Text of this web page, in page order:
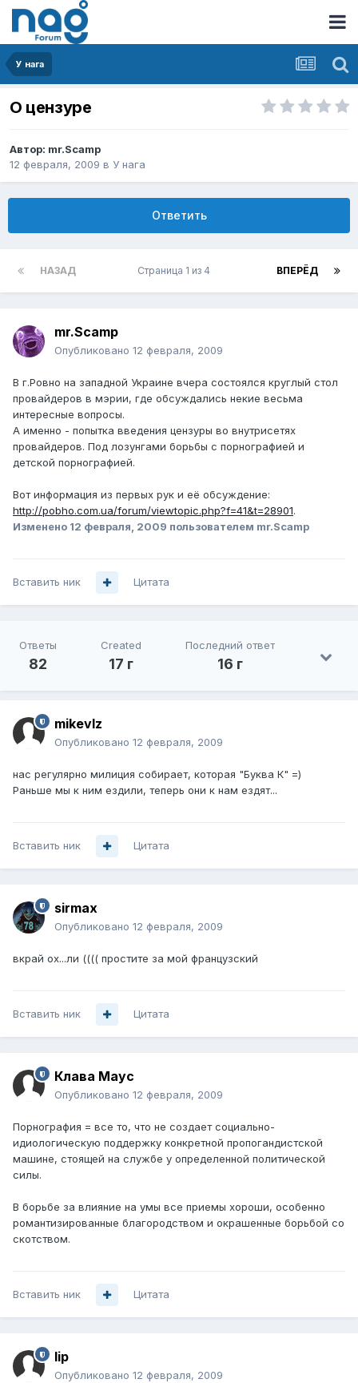
У нага
О цензуре
Автор: mr.Scamp
12 февраля, 2009 в У нага
Ответить
НАЗАД ВПЕРЁД
Страница 1 из 4
mr.Scamp
Опубликовано 12 февраля, 2009
В г.Ровно на западной Украине вчера состоялся круглый стол
провайдеров в мэрии, где обсуждались некие весьма
интересные вопросы.
А именно - попытка введения цензуры во внутрисетях
провайдеров. Под лозунгами борьбы с порнографией и
детской порнографией.
Вот информация из первых рук и её обсуждение:
http://pobho.com.ua/forum/viewtopic.php?f=41&t=28901.
Изменено 12 февраля, 2009 пользователем mr.Scamp
Вставить ник Цитата
Ответы
82
Created
17 г
Последний ответ
16 г
mikevlz
Опубликовано 12 февраля, 2009
нас регулярно милиция собирает, которая "Буква К" =)
Раньше мы к ним ездили, теперь они к нам ездят...
Вставить ник Цитата
sirmax
Опубликовано 12 февраля, 2009
вкрай ох...ли (((( простите за мой французский
Вставить ник Цитата
Клава Маус
Опубликовано 12 февраля, 2009
Порнография = все то, что не создает социально-
идиологическую поддержку конкретной пропогандистской
машине, стоящей на службе у определенной политической
силы.
В борьбе за влияние на умы все приемы хороши, особенно
романтизированные благородством и окрашенные борьбой со
скотством.
Вставить ник Цитата
lip
Опубликовано 12 февраля, 2009